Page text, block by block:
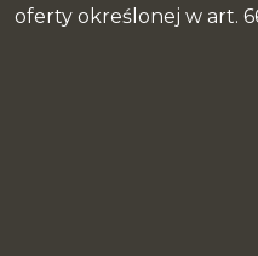
oferty określonej w art.